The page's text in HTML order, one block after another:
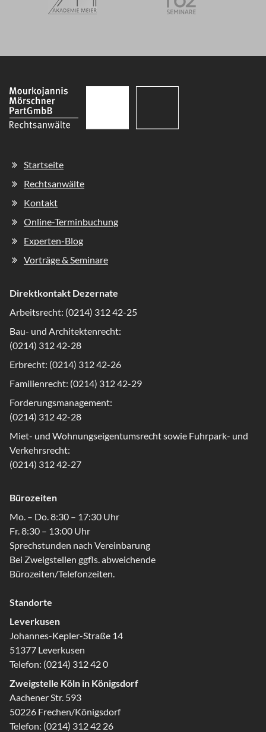
Navigation
Startseite
Rechtsanwälte
Kontakt
Online-Terminbuchung
Experten-Blog
Vorträge & Seminare
Direktkontakt Dezernate
Arbeitsrecht: (0214) 312 42-25
Bau- und Architektenrecht:
(0214) 312 42-28
Erbrecht: (0214) 312 42-26
Familienrecht: (0214) 312 42-29
Forderungsmanagement:
(0214) 312 42-28
Miet- und Wohnungseigentumsrecht sowie Fuhrpark- und
Verkehrsrecht:
(0214) 312 42-27
Bürozeiten
Mo. – Do. 8:30 – 17:30 Uhr
Fr. 8:30 – 13:00 Uhr
Sprechstunden nach Vereinbarung
Bei Zweigstellen ggfls. abweichende
Bürozeiten/Telefonzeiten.
Standorte
Leverkusen
Johannes-Kepler-Straße 14
51377 Leverkusen
Telefon: (0214) 312 42 0
Zweigstelle Köln in Königsdorf
Aachener Str. 593
50226 Frechen/Königsdorf
Telefon: (0214) 312 42 26